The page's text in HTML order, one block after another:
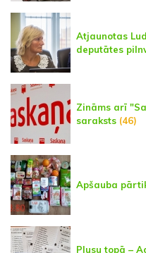
Atjaunotas
deputātes
Zināms arī
saraksts (46)
Apšauba
Plusu topā –